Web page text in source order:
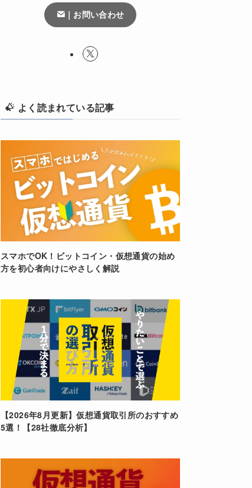
｜お問い合わせ
よく読まれている記事
スマホでOK！ビットコイン・仮想通貨の始め
方を初心者向けにやさしく解説
【2026年8月更新】仮想通貨取引所のおすすめ
5選！【28社徹底分析】